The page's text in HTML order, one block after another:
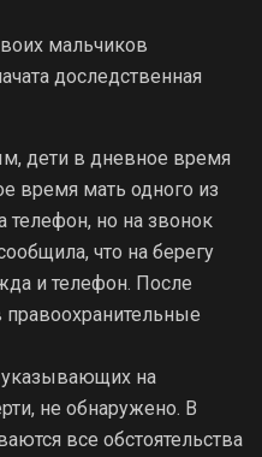
мальчиков
доследственная
дети в дневное время
время мать одного из
телефон, но на звонок
что на берегу
и телефон. После
правоохранительные
указывающих на
не обнаружено. В
все обстоятельства